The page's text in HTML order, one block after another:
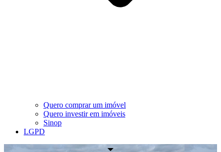
Quero comprar um imóvel
Quero investir em imóveis
Sinop
LGPD